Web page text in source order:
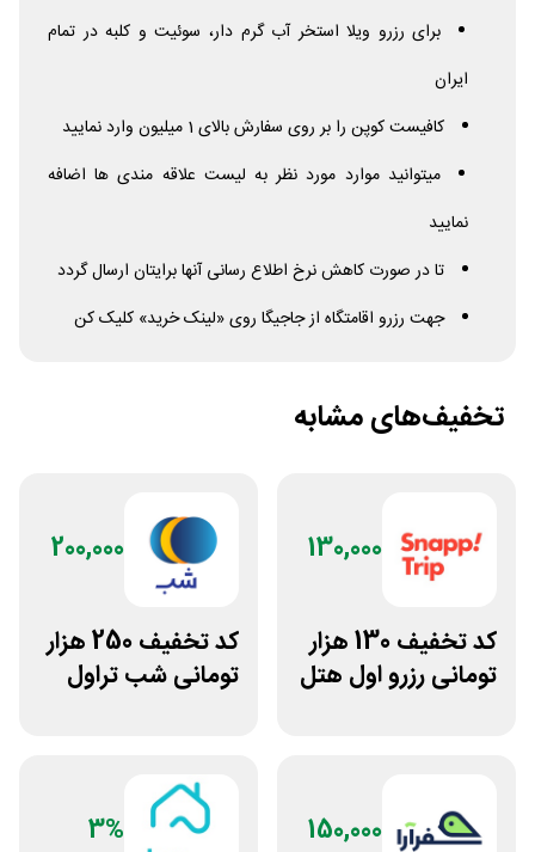
برای رزرو ویلا استخر آب گرم دار، سوئیت و کلبه در تمام
ایران
کافیست کوپن را بر روی سفارش بالای 1 میلیون وارد نمایید
میتوانید موارد مورد نظر به لیست علاقه مندی ها اضافه
نمایید
تا در صورت کاهش نرخ اطلاع رسانی آنها برایتان ارسال گردد
جهت رزرو اقامتگاه از جاجیگا روی «لینک خرید» کلیک کن
تخفیف‌های مشابه
130,000
کد تخفیف 130 هزار
تومانی رزرو اول هتل
200,000
کد تخفیف 250 هزار
تومانی شب تراول
150,000
3%